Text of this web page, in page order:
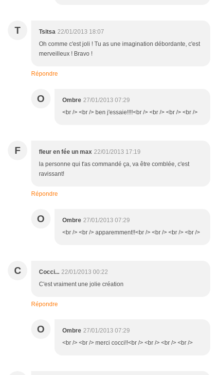
T Tsitsa 22/01/2013 18:07
Oh comme c'est joli ! Tu as une imagination débordante, c'est
merveilleux ! Bravo !
Répondre
O Ombre 27/01/2013 07:29
<br /> <br /> ben j'essaie!!!!<br /> <br /> <br /> <br />
F fleur en fée un max 22/01/2013 17:19
la personne qui t'as commandé ça, va être comblée, c'est
ravissant!
Répondre
O Ombre 27/01/2013 07:29
<br /> <br /> apparemment!!<br /> <br /> <br /> <br />
C Cocci... 22/01/2013 00:22
C'est vraiment une jolie création
Répondre
O Ombre 27/01/2013 07:29
<br /> <br /> merci cocci!!<br /> <br /> <br /> <br />